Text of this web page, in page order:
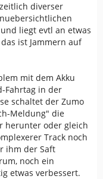
diverser
liegt evtl an etwas
ist Jammern auf
mit dem Akku
Fahrtag in der
schaltet der Zumo
Meldung" die
herunter oder gleich
Track noch
ihm der Saft
noch ein
etwas verbessert.